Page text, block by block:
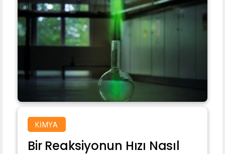
KIMYA
Bir Reaksiyonun Hızı Nasıl